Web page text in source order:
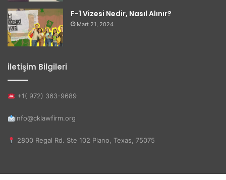
F-1 Vizesi Nedir, Nasıl Alınır?
Mart 21, 2024
İletişim Bilgileri
+1( 972) 363-9689
info@cklawfirm.org
2800 Regal Rd. Ste 102 Plano, Texas, 75075